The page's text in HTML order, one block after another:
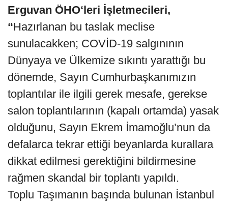
Erguvan ÖHO‘leri İşletmecileri,
“Hazırlanan bu taslak meclise
sunulacakken; COVİD-19 salgınının
Dünyaya ve Ülkemize sıkıntı yarattığı bu
dönemde, Sayın Cumhurbaşkanımızın
toplantılar ile ilgili gerek mesafe, gerekse
salon toplantılarının (kapalı ortamda) yasak
olduğunu, Sayın Ekrem İmamoğlu’nun da
defalarca tekrar ettiği beyanlarda kurallara
dikkat edilmesi gerektiğini bildirmesine
rağmen skandal bir toplantı yapıldı.
Toplu Taşımanın başında bulunan İstanbul